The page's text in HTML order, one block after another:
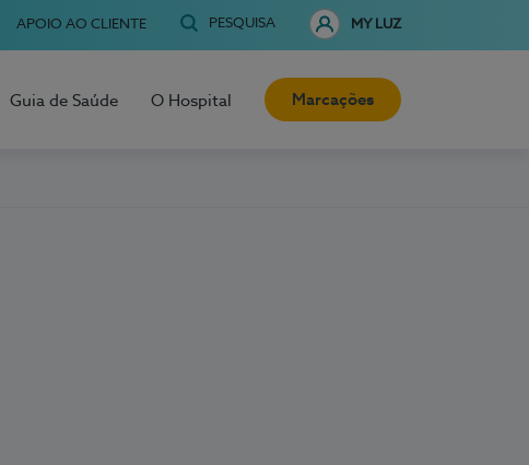
APOIO AO CLIENTE PESQUISA MY LUZ
Guia de Saúde O Hospital Marcações